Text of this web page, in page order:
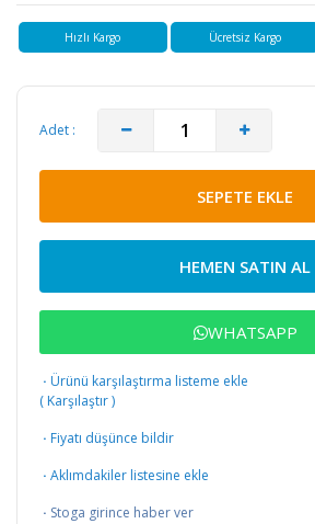
Hızlı Kargo Ücretsiz Kargo
Adet :
SEPETE EKLE
HEMEN SATIN AL
WHATSAPP
· Ürünü karşılaştırma listeme ekle
( Karşılaştır)
· Fiyatı düşünce bildir
· Aklımdakiler listesine ekle
· Stoga girince haber ver